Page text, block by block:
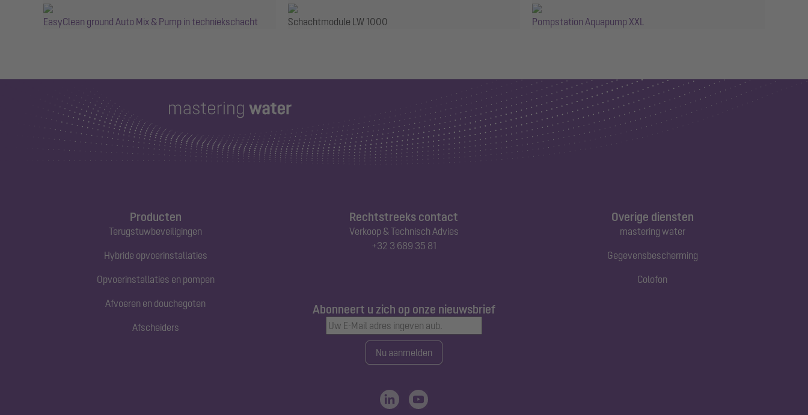
EasyClean ground Auto Mix & Pump in techniekschacht Schachtmodule LW 1000 Pompstation Aquapump XXL
Producten
Terugstuwbeveiligingen
Hybride opvoerinstallaties
Opvoerinstallaties en pompen
Afvoeren en douchegoten
Afscheiders
Rechtstreeks contact
Verkoop & Technisch Advies
+32 3 689 35 81
Abonneert u zich op onze nieuwsbrief
Nu aanmelden
Overige diensten
mastering water
Gegevensbescherming
Colofon